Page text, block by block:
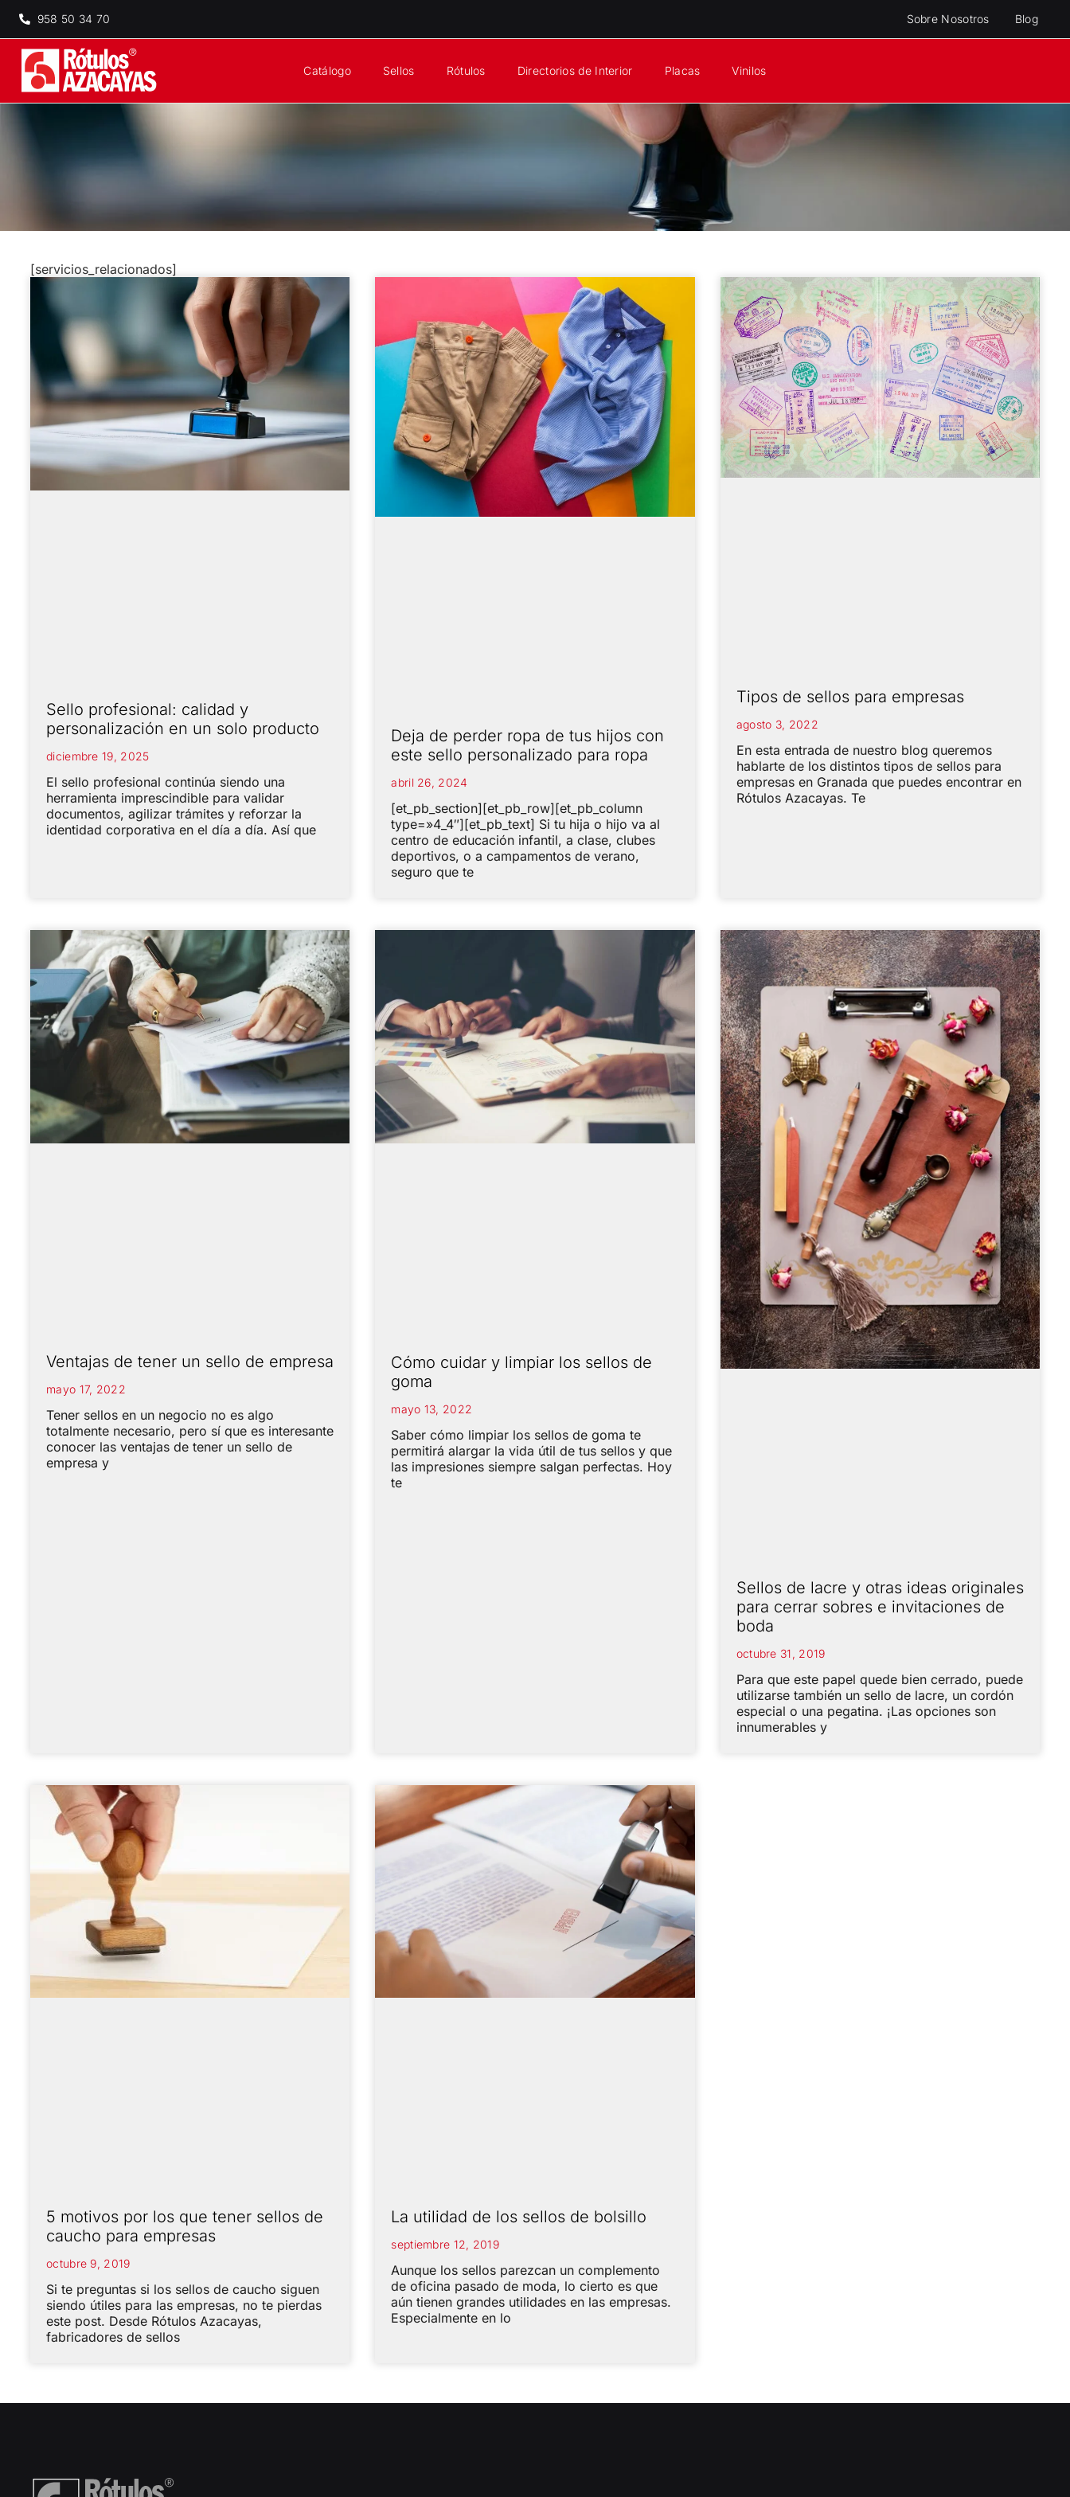
Sobre Nosotros Blog
958 50 34 70
Catálogo Sellos Rótulos Directorios de Interior Placas Vinilos
[servicios_relacionados]
Sello profesional: calidad y
personalización en un solo producto
diciembre 19, 2025
El sello profesional continúa siendo una
herramienta imprescindible para validar
documentos, agilizar trámites y reforzar la
identidad corporativa en el día a día. Así que
Deja de perder ropa de tus hijos con
este sello personalizado para ropa
abril 26, 2024
[et_pb_section][et_pb_row][et_pb_column
type=»4_4″][et_pb_text] Si tu hija o hijo va al
centro de educación infantil, a clase, clubes
deportivos, o a campamentos de verano,
seguro que te
Tipos de sellos para empresas
agosto 3, 2022
En esta entrada de nuestro blog queremos
hablarte de los distintos tipos de sellos para
empresas en Granada que puedes encontrar en
Rótulos Azacayas. Te
Ventajas de tener un sello de empresa
mayo 17, 2022
Tener sellos en un negocio no es algo
totalmente necesario, pero sí que es interesante
conocer las ventajas de tener un sello de
empresa y
Cómo cuidar y limpiar los sellos de
goma
mayo 13, 2022
Saber cómo limpiar los sellos de goma te
permitirá alargar la vida útil de tus sellos y que
las impresiones siempre salgan perfectas. Hoy
te
Sellos de lacre y otras ideas originales
para cerrar sobres e invitaciones de
boda
octubre 31, 2019
Para que este papel quede bien cerrado, puede
utilizarse también un sello de lacre, un cordón
especial o una pegatina. ¡Las opciones son
innumerables y
5 motivos por los que tener sellos de
caucho para empresas
octubre 9, 2019
Si te preguntas si los sellos de caucho siguen
siendo útiles para las empresas, no te pierdas
este post. Desde Rótulos Azacayas,
fabricadores de sellos
La utilidad de los sellos de bolsillo
septiembre 12, 2019
Aunque los sellos parezcan un complemento
de oficina pasado de moda, lo cierto es que
aún tienen grandes utilidades en las empresas.
Especialmente en lo